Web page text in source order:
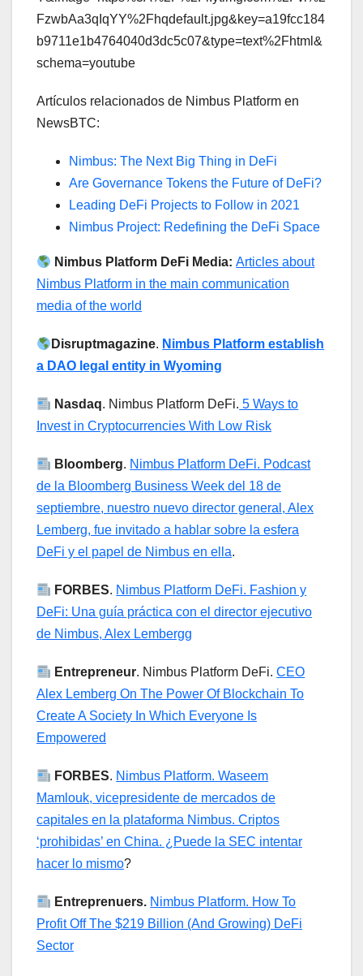
FzwbAa3qIqYY%2Fhqdefault.jpg&key=a19fcc184
b9711e1b4764040d3dc5c07&type=text%2Fhtml&
schema=youtube
Artículos relacionados de Nimbus Platform en
NewsBTC:
Nimbus: The Next Big Thing in DeFi
Are Governance Tokens the Future of DeFi?
Leading DeFi Projects to Follow in 2021
Nimbus Project: Redefining the DeFi Space
Nimbus Platform DeFi Media: Articles about
Nimbus Platform in the main communication
media of the world
Disruptmagazine. Nimbus Platform establish
a DAO legal entity in Wyoming
Nasdaq. Nimbus Platform DeFi. 5 Ways to
Invest in Cryptocurrencies With Low Risk
Bloomberg. Nimbus Platform DeFi. Podcast
de la Bloomberg Business Week del 18 de
septiembre, nuestro nuevo director general, Alex
Lemberg, fue invitado a hablar sobre la esfera
DeFi y el papel de Nimbus en ella.
FORBES. Nimbus Platform DeFi. Fashion y
DeFi: Una guía práctica con el director ejecutivo
de Nimbus, Alex Lembergg
Entrepreneur. Nimbus Platform DeFi.CEO
Alex Lemberg On The Power Of Blockchain To
Create A Society In Which Everyone Is
Empowered
FORBES. Nimbus Platform. Waseem
Mamlouk, vicepresidente de mercados de
capitales en la plataforma Nimbus. Criptos
‘prohibidas’ en China. ¿Puede la SEC intentar
hacer lo mismo?
Entreprenuers. Nimbus Platform. How To
Profit Off The $219 Billion (And Growing) DeFi
Sector